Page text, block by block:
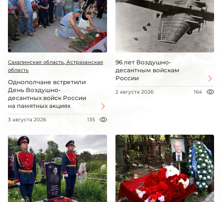
Сахалинская область, Астраханская
область
Однополчане встретили
День Воздушно-
десантных войск России
на памятных акциях
3 августа 2026 135
96 лет Воздушно-
десантным войскам
России
2 августа 2026 164